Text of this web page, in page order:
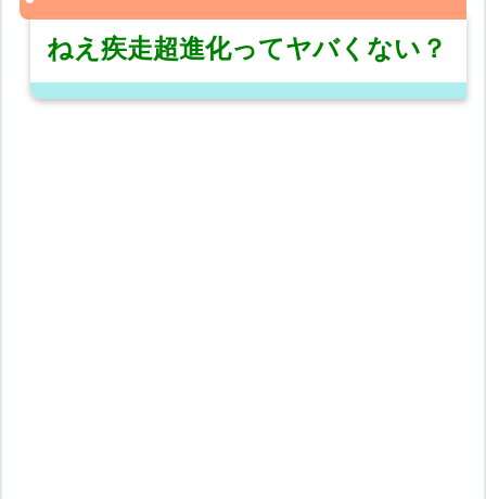
ねえ疾走超進化ってヤバくない？